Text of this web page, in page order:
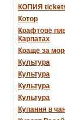
КОПИЯ
Котор
Крафтове
Карпатах
Краще за
Культура
Культура
Культура
Культура
Купання в